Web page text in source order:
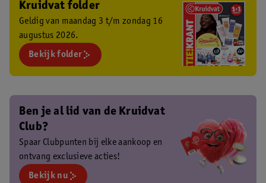
Kruidvat folder
Geldig van maandag 3 t/m zondag 16
augustus 2026.
Bekijk folder
Ben je al lid van de Kruidvat
Club?
Spaar Clubpunten bij elke aankoop en
ontvang exclusieve acties!
Bekijk nu